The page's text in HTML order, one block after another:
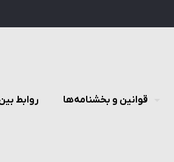
قوانین و بخشنامه‌ها روابط